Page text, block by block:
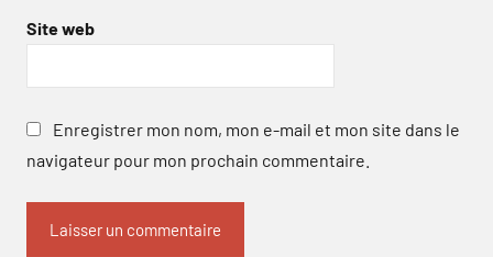
Site web
Enregistrer mon nom, mon e-mail et mon site dans le
navigateur pour mon prochain commentaire.